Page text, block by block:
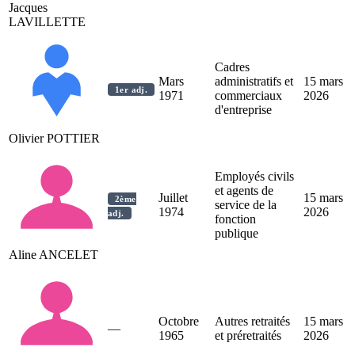
Jacques
LAVILLETTE
Olivier POTTIER
1er adj.
Mars
1971
Cadres
administratifs et
commerciaux
d'entreprise
15 mars
2026
Aline ANCELET
2ème
adj.
Juillet
1974
Employés civils
et agents de
service de la
fonction
publique
15 mars
2026
—
Octobre
1965
Autres retraités
et préretraités
15 mars
2026